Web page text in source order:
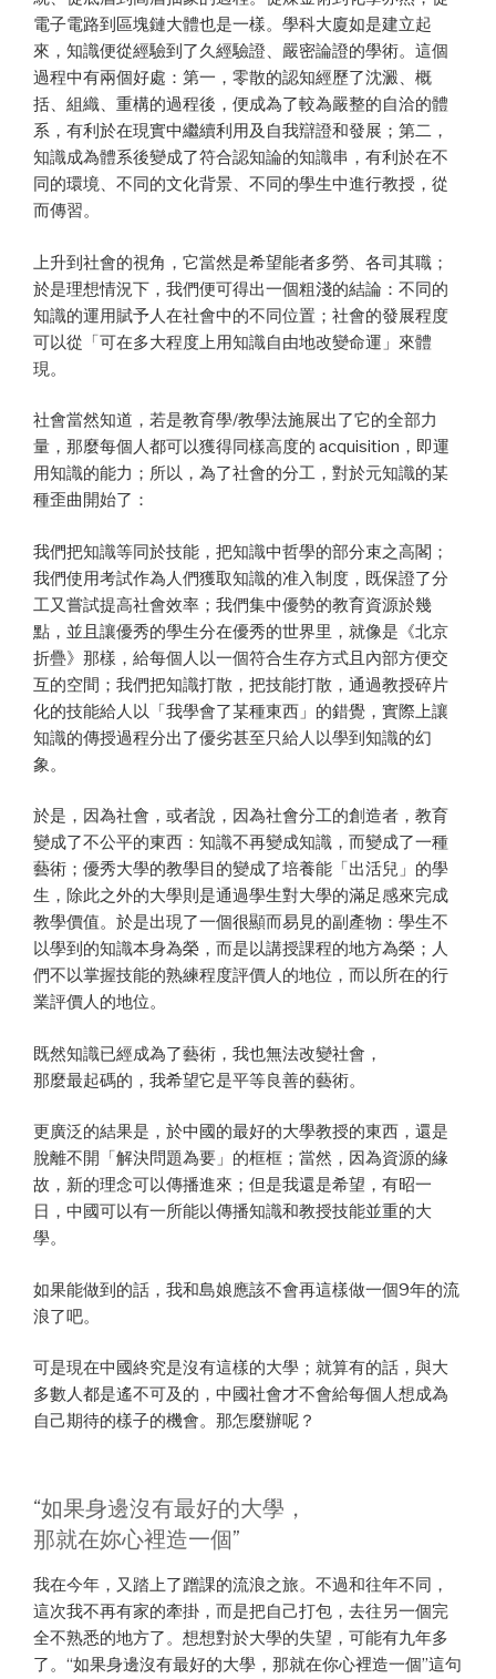
電子電路到區塊鏈大體也是一樣。學科大廈如是建立起
來，知識便從經驗到了久經驗證、嚴密論證的學術。這個
過程中有兩個好處：第一，零散的認知經歷了沈澱、概
括、組織、重構的過程後，便成為了較為嚴整的自洽的體
系，有利於在現實中繼續利用及自我辯證和發展；第二，
知識成為體系後變成了符合認知論的知識串，有利於在不
同的環境、不同的文化背景、不同的學生中進行教授，從
而傳習。
上升到社會的視角，它當然是希望能者多勞、各司其職；
於是理想情況下，我們便可得出一個粗淺的結論：不同的
知識的運用賦予人在社會中的不同位置；社會的發展程度
可以從「可在多大程度上用知識自由地改變命運」來體
現。
社會當然知道，若是教育學/教學法施展出了它的全部力
量，那麼每個人都可以獲得同樣高度的 acquisition，即運
用知識的能力；所以，為了社會的分工，對於元知識的某
種歪曲開始了：
我們把知識等同於技能，把知識中哲學的部分束之高閣；
我們使用考試作為人們獲取知識的准入制度，既保證了分
工又嘗試提高社會效率；我們集中優勢的教育資源於幾
點，並且讓優秀的學生分在優秀的世界里，就像是《北京
折疊》那樣，給每個人以一個符合生存方式且內部方便交
互的空間；我們把知識打散，把技能打散，通過教授碎片
化的技能給人以「我學會了某種東西」的錯覺，實際上讓
知識的傳授過程分出了優劣甚至只給人以學到知識的幻
象。
於是，因為社會，或者說，因為社會分工的創造者，教育
變成了不公平的東西：知識不再變成知識，而變成了一種
藝術；優秀大學的教學目的變成了培養能「出活兒」的學
生，除此之外的大學則是通過學生對大學的滿足感來完成
教學價值。於是出現了一個很顯而易見的副產物：學生不
以學到的知識本身為榮，而是以講授課程的地方為榮；人
們不以掌握技能的熟練程度評價人的地位，而以所在的行
業評價人的地位。
既然知識已經成為了藝術，我也無法改變社會，
那麼最起碼的，我希望它是平等良善的藝術。
更廣泛的結果是，於中國的最好的大學教授的東西，還是
脫離不開「解決問題為要」的框框；當然，因為資源的緣
故，新的理念可以傳播進來；但是我還是希望，有昭一
日，中國可以有一所能以傳播知識和教授技能並重的大
學。
如果能做到的話，我和島娘應該不會再這樣做一個9年的流
浪了吧。
可是現在中國終究是沒有這樣的大學；就算有的話，與大
多數人都是遙不可及的，中國社會才不會給每個人想成為
自己期待的樣子的機會。那怎麼辦呢？
“如果身邊沒有最好的大學，
那就在妳心裡造一個”
我在今年，又踏上了蹭課的流浪之旅。不過和往年不同，
這次我不再有家的牽掛，而是把自己打包，去往另一個完
全不熟悉的地方了。想想對於大學的失望，可能有九年多
了。“如果身邊沒有最好的大學，那就在你心裡造一個”這句